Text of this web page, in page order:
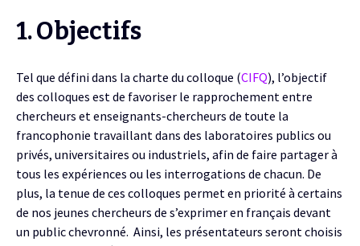
1. Objectifs
Tel que défini dans la charte du colloque (CIFQ), l’objectif
des colloques est de favoriser le rapprochement entre
chercheurs et enseignants-chercheurs de toute la
francophonie travaillant dans des laboratoires publics ou
privés, universitaires ou industriels, afin de faire partager à
tous les expériences ou les interrogations de chacun. De
plus, la tenue de ces colloques permet en priorité à certains
de nos jeunes chercheurs de s’exprimer en français devant
un public chevronné. Ainsi, les présentateurs seront choisis